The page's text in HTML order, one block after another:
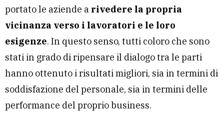
portato le aziende a rivedere la propria
vicinanza verso i lavoratori e le loro
esigenze. In questo senso, tutti coloro che sono
stati in grado di ripensare il dialogo tra le parti
hanno ottenuto i risultati migliori, sia in termini di
soddisfazione del personale, sia in termini delle
performance del proprio business.